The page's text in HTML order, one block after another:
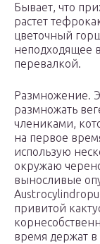
Бывает, что
растет
цветочный
неподходящее
перевалкой.
Размножение.
размножать
члениками,
на первое
использую
окружаю
выносливые
привитой
время держат